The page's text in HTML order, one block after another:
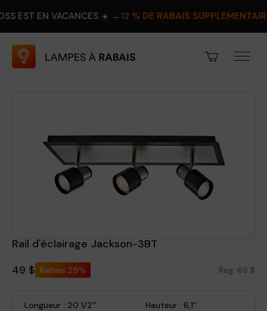
VACANCES ☀️ →12 % DE RABAIS SUPPLÉMENTAIRE
Rail d'éclairage Jackson-3BT
49 $ Rabais 29% Reg. 69 $
Longueur : 20 1/2'' Hauteur : 6,1''